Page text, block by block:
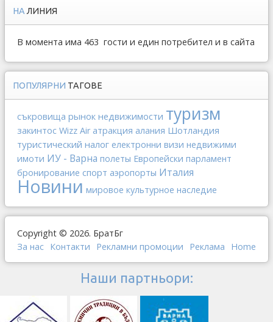
НА ЛИНИЯ
В момента има 463 гости и един потребител и в сайта
ПОПУЛЯРНИ ТАГОВЕ
съкровища рынок недвижимости туризм
закинтос Wizz Air атракция алания Шотландия
туристический налог електронни визи недвижими
имоти ИУ - Варна полеты Европейски парламент
бронирование спорт аэропорты Италия
Новини мировое культурное наследие
Copyright © 2026. БратБг
За нас Контакти Рекламни промоции Реклама Home
Наши партньори: